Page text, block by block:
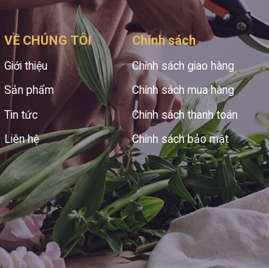
VỀ CHÚNG TÔI
Giới thiệu
Sản phẩm
Tin tức
Liên hệ
Chính sách
Chính sách giao hàng
Chính sách mua hàng
Chính sách thanh toán
Chính sách bảo mật